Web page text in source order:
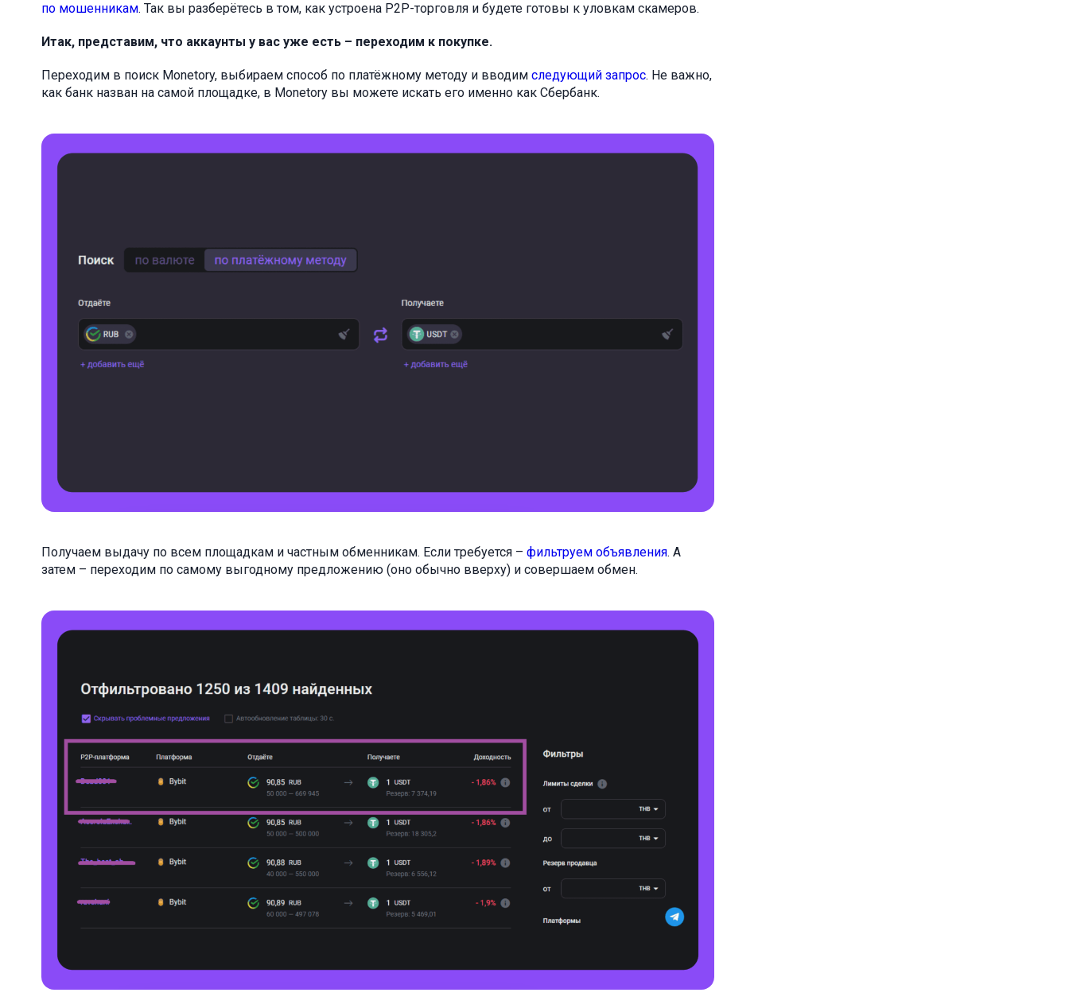
по мошенникам. Так вы разберётесь в том, как устроена P2P-торговля и будете готовы к уловкам скамеров.
Итак, представим, что аккаунты у вас уже есть – переходим к покупке.
Переходим в поиск Monetory, выбираем способ по платёжному методу и вводим следующий запрос. Не важно,
как банк назван на самой площадке, в Monetory вы можете искать его именно как Сбербанк.
Получаем выдачу по всем площадкам и частным обменникам. Если требуется – фильтруем объявления. А
затем – переходим по самому выгодному предложению (оно обычно вверху) и совершаем обмен.